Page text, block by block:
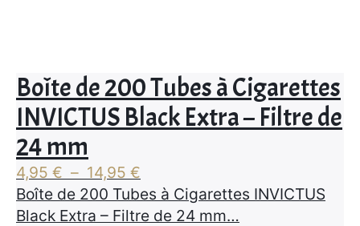
Boîte de 200 Tubes à Cigarettes
INVICTUS Black Extra – Filtre de
24 mm
4,95 € – 14,95 €
de
prix :
Boîte de 200 Tubes à Cigarettes INVICTUS
Black Extra – Filtre de 24 mm…